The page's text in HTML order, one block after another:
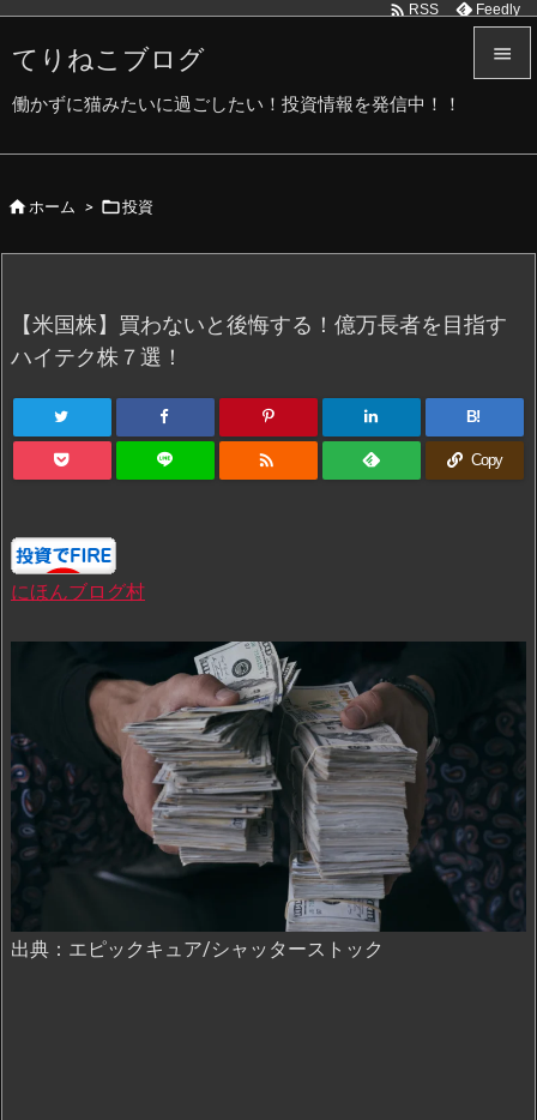
てりねこブログ
働かずに猫みたいに過ごしたい！投資情報を発信中！！

前へ
次へ
 RSS Feedly
ホーム > 投資
【米国株】買わないと後悔する！億万長者を目指す
ハイテク株７選！
B!
 Copy
にほんブログ村
出典：エピックキュア/シャッターストック